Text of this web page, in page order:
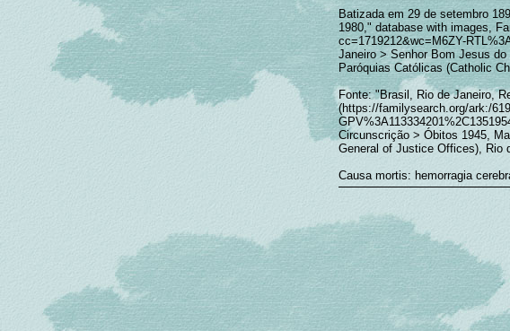
Batizada em 29 de setembro
1980," database with images,
cc=1719212&wc=M6ZY-
Janeiro > Senhor Bom Jesus
Paróquias Católicas (Catholic
Fonte: "Brasil, Rio de Janeiro,
(https://familysearch.org/ark:/
Circunscrição > Óbitos 1945,
General of Justice Offices), Rio
Causa mortis: hemorragia